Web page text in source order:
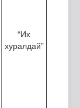
“Их
хуралдай”